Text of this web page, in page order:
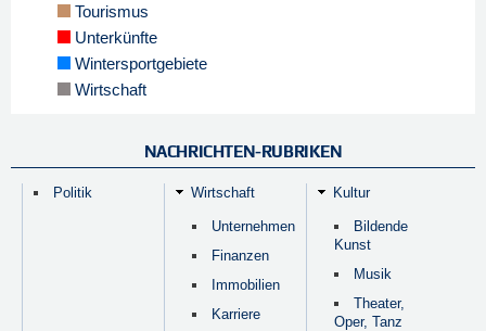
Tourismus
Unterkünfte
Wintersportgebiete
Wirtschaft
NACHRICHTEN-RUBRIKEN
Politik Wirtschaft
Unternehmen
Finanzen
Immobilien
Karriere
Kultur
Bildende
Kunst
Musik
Theater,
Oper, Tanz